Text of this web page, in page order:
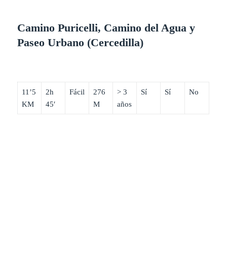
Camino Puricelli, Camino del Agua y
Paseo Urbano (Cercedilla)
11’5
KM
2h
45′
Fácil
276
M
> 3
años
Sí Sí No